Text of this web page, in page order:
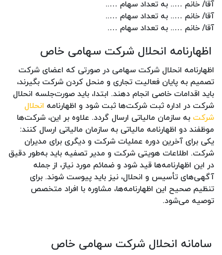
آقا/ خانم ….. به تعداد سهام …..
آقا/ خانم ….. به تعداد سهام …..
آقا/ خانم ….. به تعداد سهام ….
اظهارنامه انحلال شرکت سهامی خاص
اظهارنامه انحلال شرکت سهامی در صورتی که اعضای شرکت
تصمیم به پایان فعالیت تجاری و منحل کردن شرکت بگیرند،
باید اقدامات خاصی انجام دهند. ابتدا، باید صورت‌جلسه انحلال
شرکت در اداره ثبت شرکت‌ها ثبت شود و اظهارنامه انحلال
شرکت به سازمان مالیاتی ارسال گردد. علاوه بر این، شرکت‌ها
موظفند دو اظهارنامه مالیاتی به سازمان مالیاتی ارسال کنند:
یکی برای آخرین دوره عملیات شرکت و دیگری برای مدیران
شرکت. اطلاعات هویتی شرکت و مدیر تصفیه باید به‌طور دقیق
در این اظهارنامه‌ها قید شود و ضمائم مورد نیاز، از جمله
آگهی‌های تأسیس و انحلال، نیز باید پیوست شوند. برای
تنظیم صحیح این اظهارنامه‌ها، مشاوره با افراد متخصص
توصیه می‌شود.
سامانه انحلال شرکت سهامی خاص